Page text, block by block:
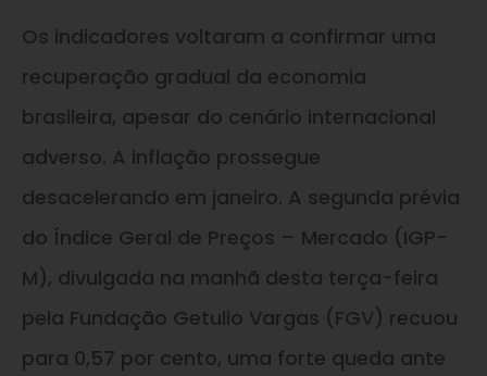
Os indicadores voltaram a confirmar uma
recuperação gradual da economia
brasileira, apesar do cenário internacional
adverso. A inflação prossegue
desacelerando em janeiro. A segunda prévia
do Índice Geral de Preços – Mercado (IGP-
M), divulgada na manhã desta terça-feira
pela Fundação Getulio Vargas (FGV) recuou
para 0,57 por cento, uma forte queda ante